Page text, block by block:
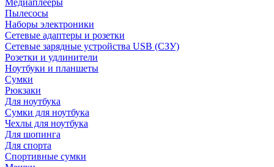
Медиаплееры
Пылесосы
Наборы электроники
Сетевые адаптеры и розетки
Сетевые зарядные устройства USB (СЗУ)
Розетки и удлинители
Ноутбуки и планшеты
Сумки
Рюкзаки
Для ноутбука
Сумки для ноутбука
Чехлы для ноутбука
Для шопинга
Для спорта
Спортивные сумки